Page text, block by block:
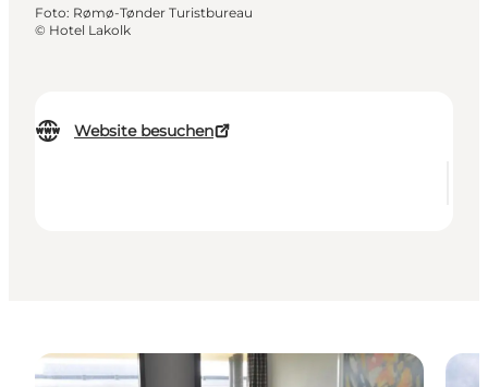
Website besuchen
Foto: Rømø-Tønder Turistbureau
© Hotel Lakolk